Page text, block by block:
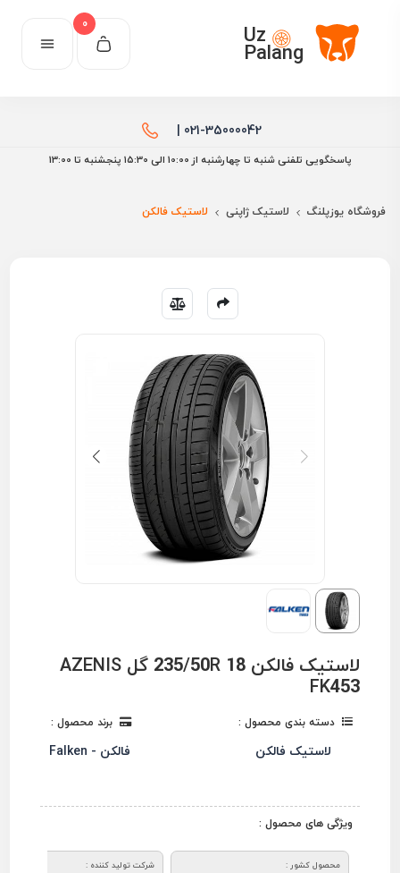
Uz
Palang
0
021-35000042 |
پاسخگویی تلفنی شنبه تا چهارشنبه از 10:00 الی ۱۵:30 پنجشنبه تا 13:00
فروشگاه یوزپلنگ لاستیک ژاپنی لاستیک فالکن
لاستیک فالکن 235/50R 18 گل AZENIS
FK453
دسته بندی محصول :
لاستیک فالکن
برند محصول :
فالکن - Falken
ویژگی های محصول :
محصول کشور : شرکت تولید کننده :